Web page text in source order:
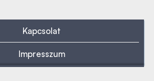
Kapcsolat
Impresszum